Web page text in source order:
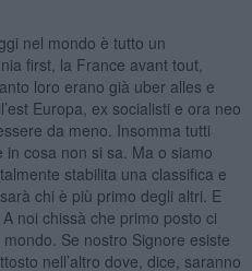
nel mondo è tutto un
first, la France avant tout,
loro erano già uber alles e
Europa, ex socialisti e ora neo
da meno. Insomma tutti
cosa non si sa. Ma o siamo
stabilita una classifica e
chi è più primo degli altri. E
noi chissà che primo posto ci
Se nostro Signore esiste
nell’altro dove, dice, saranno